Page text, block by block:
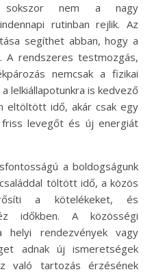
sokszor nem a nagy
rutinban rejlik. Az
segíthet abban, hogy a
A rendszeres testmozgás,
nemcsak a fizikai
lelkiállapotunkra is kedvező
eltöltött idő, akár csak egy
levegőt és új energiát
a boldogságunk
töltött idő, a közös
a kötelékeket, és
időkben. A közösségi
helyi rendezvények vagy
adnak új ismeretségek
való tartozás érzésének